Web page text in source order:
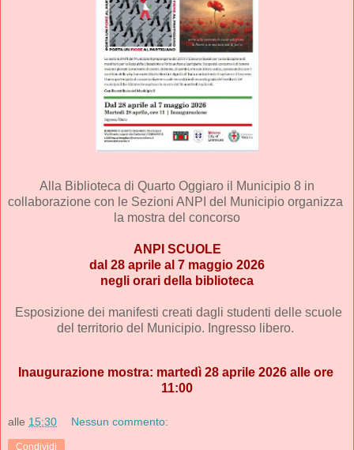
Alla Biblioteca di Quarto Oggiaro il Municipio 8 in
collaborazione con le Sezioni ANPI del Municipio organizza
la mostra del concorso
ANPI SCUOLE
dal 28 aprile al 7 maggio 2026
negli orari della biblioteca
del territorio del Municipio. Ingresso libero.
Inaugurazione mostra: martedì 28 aprile 2026 alle ore
11:00
alle 15:30 Nessun commento:
Condividi